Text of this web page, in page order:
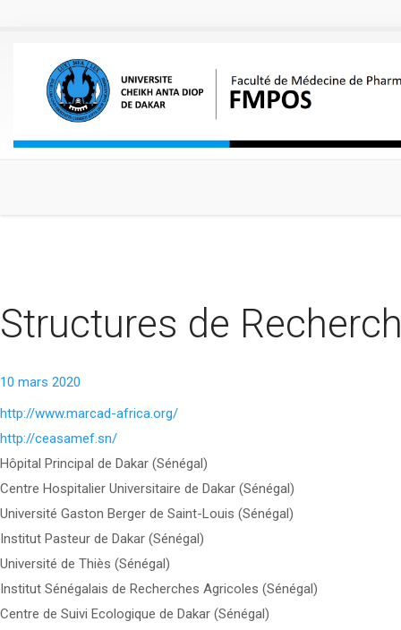
Structures de
10 mars 2020
http://www.marcad-africa.org/
http://ceasamef.sn/
Hôpital Principal de Dakar (Sénégal)
Centre Hospitalier Universitaire de Dakar (Sénégal)
Université Gaston Berger de Saint-Louis (Sénégal)
Institut Pasteur de Dakar (Sénégal)
Université de Thiès (Sénégal)
Institut Sénégalais de Recherches Agricoles (Sénégal)
Centre de Suivi Ecologique de Dakar (Sénégal)